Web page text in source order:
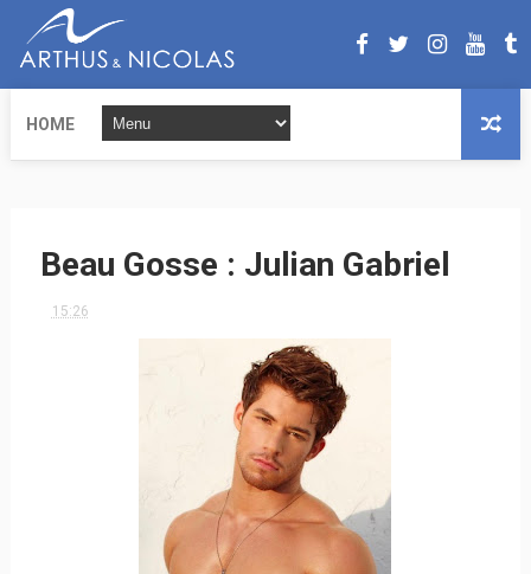
HOME
Beau Gosse : Julian Gabriel
15:26